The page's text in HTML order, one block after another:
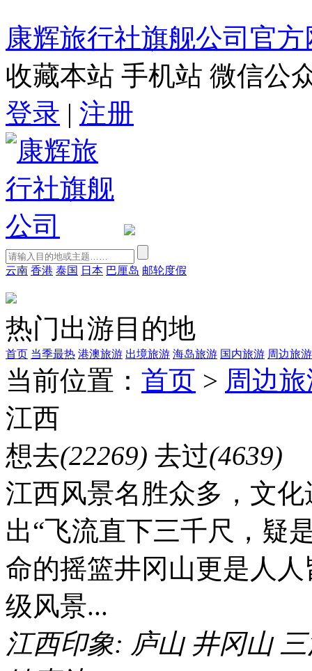
康辉旅行社旗舰公司官方
收藏本站 手机站 微信公
登录 | 注册
云南 香港 泰国 日本 巴厘岛 邮轮度假
热门出游目的地
首页 当季最热 港澳旅游 出境旅游 海岛旅游 国内旅游 周边旅游
当前位置： 首页 > 周边
江西
想去(22269) 去过(4639)
江西风景名胜众多，文
出“飞流直下三千尺，疑
命的摇篮井冈山更是人
级风景...
江西印象: 庐山 井冈山